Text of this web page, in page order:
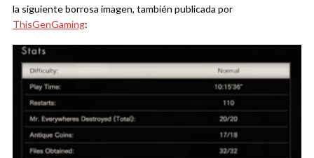
la siguiente borrosa imagen, también publicada por
ThisGenGaming: